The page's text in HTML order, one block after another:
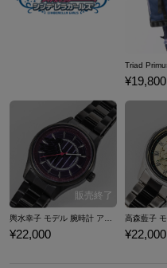
¥19,800
¥22,000 ¥22,000